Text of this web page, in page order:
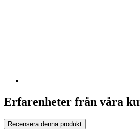
Erfarenheter från våra
Recensera denna produkt